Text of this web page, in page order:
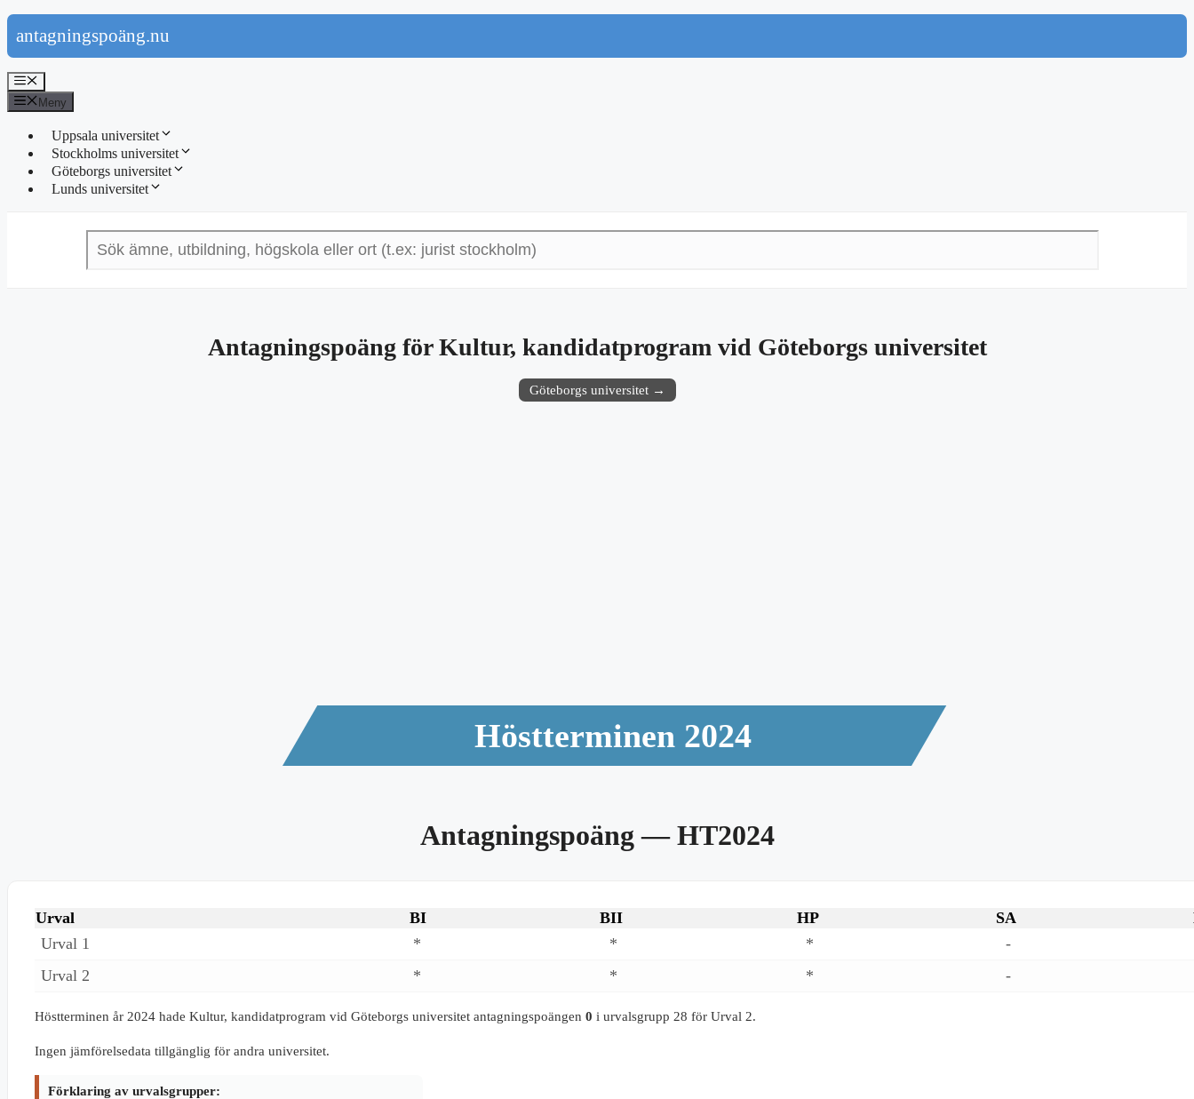
Hoppa
till
innehåll
antagningspoäng.nu
Meny
Meny
Uppsala universitet
Stockholms universitet
Göteborgs universitet
Lunds universitet
Antagningspoäng för Kultur, kandidatprogram vid Göteborgs universitet
Göteborgs universitet →
Höstterminen 2024
Antagningspoäng— HT2024
Urval BI BII HP SA
Urval 1
* * *
-
Urval 2
* * * -
Höstterminen år 2024 hade Kultur, kandidatprogram vid Göteborgs universitet antagningspoängen 0 i urvalsgrupp 28 för Urval 2.
Ingen jämförelsedata tillgänglig för andra universitet.
Förklaring av urvalsgrupper: